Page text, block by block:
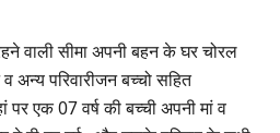
वाली सीमा अपनी बहन के घर चोरल
अन्य परिवारीजन बच्चो सहित
पर एक 07 वर्ष की बच्ची अपनी मां व